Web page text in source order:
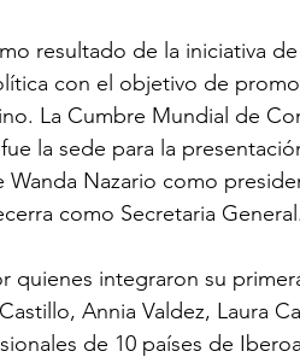
resultado de la iniciativa
con el objetivo de
La Cumbre Mundial de
la sede para la
Nazario como
como Secretaria General.
quienes integraron su
Annia Valdez, Laura
de 10 países de